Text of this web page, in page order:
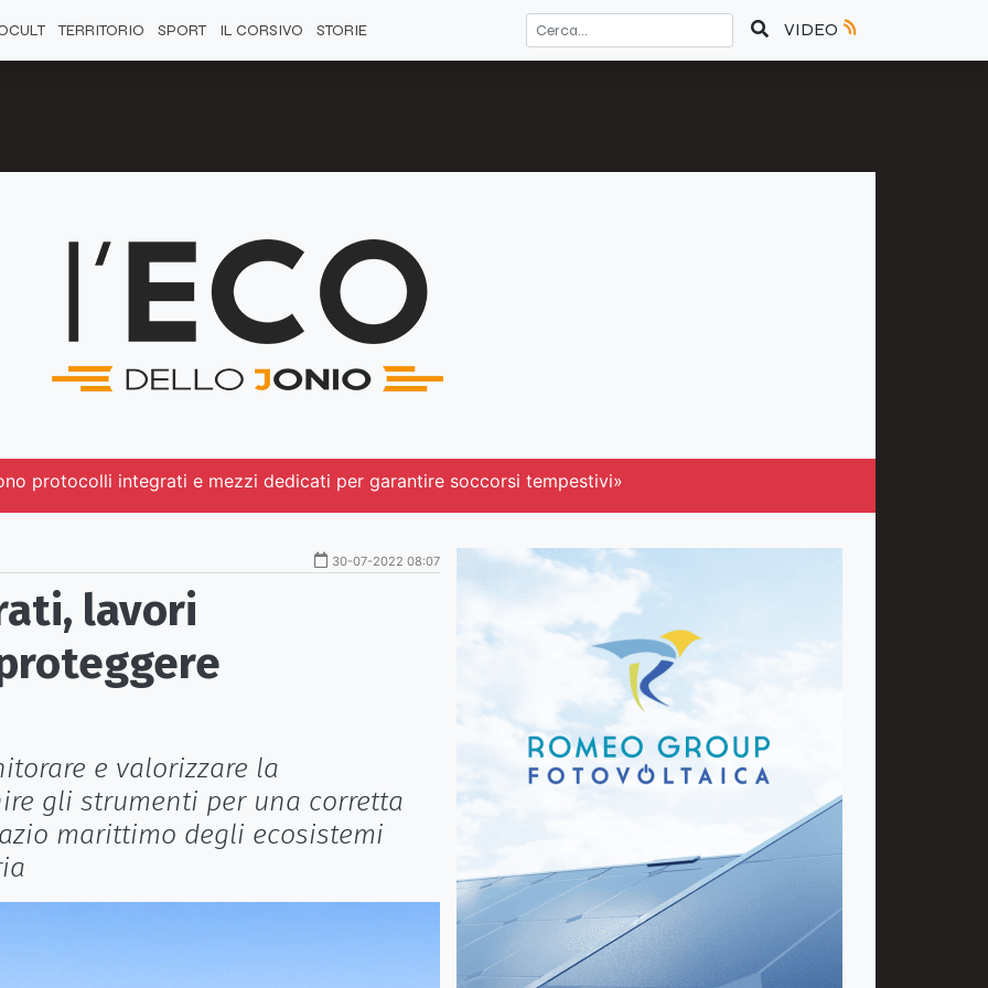
TERRITORIO SPORT IL CORSIVO STORIE VIDEO
protocolli integrati e mezzi dedicati per garantire soccorsi tempestivi»
30-07-2022 08:07
lavori
e valorizzare la
gli strumenti per una corretta
marittimo degli ecosistemi